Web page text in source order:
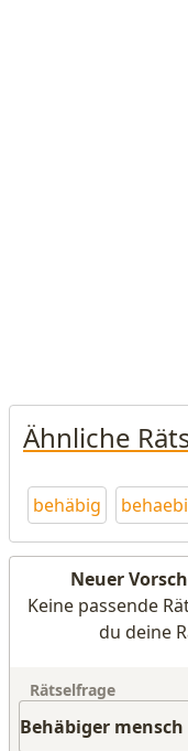
Ähnliche
behäbig
Neuer
Keine passende
du deine
Rätselfrage